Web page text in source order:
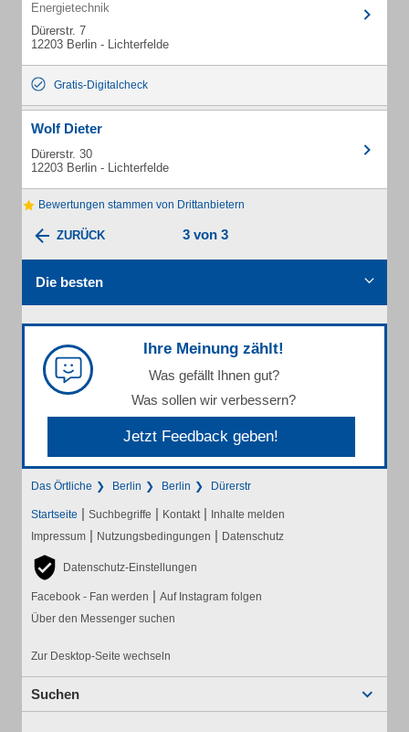
Energietechnik
Dürerstr. 7
12203 Berlin - Lichterfelde
Gratis-Digitalcheck
Wolf Dieter
Dürerstr. 30
12203 Berlin - Lichterfelde
Bewertungen stammen von Drittanbietern
ZURÜCK 3 von 3
Die besten
Ihre Meinung zählt!
Was gefällt Ihnen gut?
Was sollen wir verbessern?
Jetzt Feedback geben!
Das Örtliche Berlin Berlin Dürerstr
Startseite | Suchbegriffe | Kontakt | Inhalte melden
Impressum | Nutzungsbedingungen | Datenschutz
Datenschutz-Einstellungen
Facebook - Fan werden | Auf Instagram folgen
Über den Messenger suchen
Zur Desktop-Seite wechseln
Suchen